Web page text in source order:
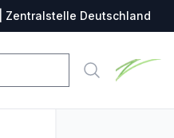
Zentralstelle Deutschland
Suche